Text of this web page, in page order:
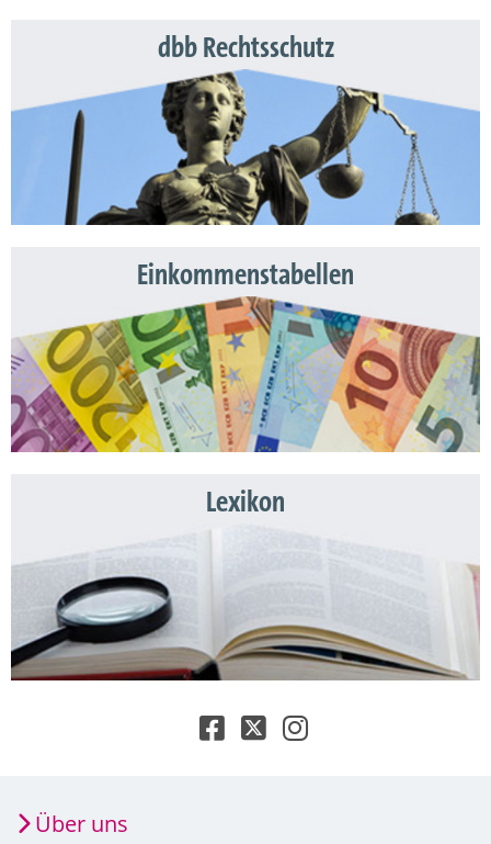
dbb Rechtsschutz
Einkommenstabellen
Lexikon
Über uns